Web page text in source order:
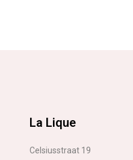
La Lique
Celsiusstraat 19